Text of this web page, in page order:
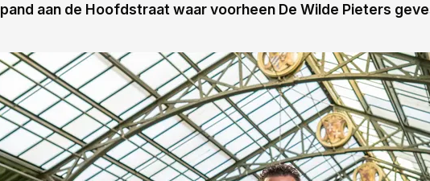
pand aan de Hoofdstraat waar voorheen De Wilde Pieters